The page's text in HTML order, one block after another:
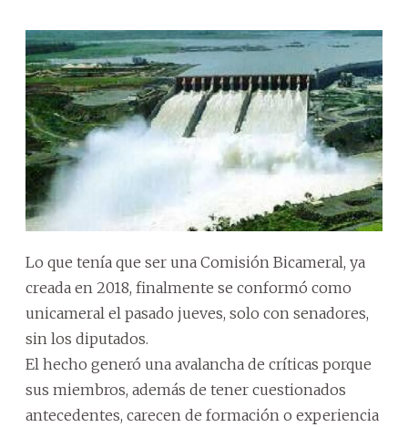
Lo que tenía que ser una Comisión Bicameral, ya
creada en 2018, finalmente se conformó como
unicameral el pasado jueves, solo con senadores,
sin los diputados.
El hecho generó una avalancha de críticas porque
sus miembros, además de tener cuestionados
antecedentes, carecen de formación o experiencia